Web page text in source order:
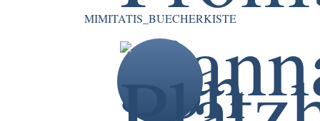
MIMITATIS_BUECHERKISTE